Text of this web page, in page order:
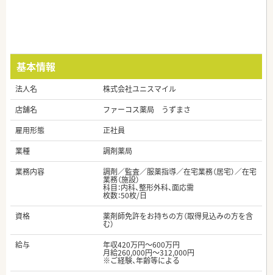
基本情報
法人名
株式会社ユニスマイル
店舗名
ファーコス薬局 うずまさ
雇用形態
正社員
業種
調剤薬局
業務内容
調剤／監査／服薬指導／在宅業務（居宅）／在宅
業務（施設）
科目：内科、整形外科、面応需
枚数：50枚/日
資格
薬剤師免許をお持ちの方（取得見込みの方を含
む）
給与
年収420万円～600万円
月給260,000円～312,000円
※ご経験、年齢等による